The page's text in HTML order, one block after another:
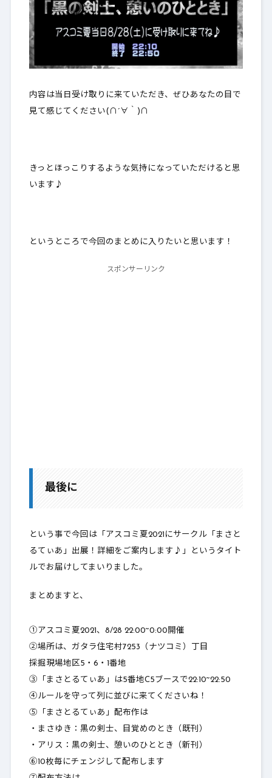
内容は当日受け取りに来ていただき、ぜひあなたの目で
見て感じてください(∩´∀｀)∩
きっとほっこりするような気持になっていただけると思
います♪
というところで今回のまとめに入りたいと思います！
スポンサーリンク
最後に
という事で今回は「アスコミ夏2021にサークル「まさと
るてぃあ」出展！詳細をご案内します♪」というタイト
ルでお届けしてまいりました。
まとめますと、
①アスコミ夏2021、8/28 22:00~0:00開催
②場所は、ガタラ住宅村7253（ナツコミ）丁目
採掘現場地区5・6・1番地
③「まさとるてぃあ」は5番地C5ブースで22:10~22:50
④ ルールを守って 列に並びに来てくださいね！
⑤「まさとるてぃあ」配布作は
・まさゆき：黒の剣士、目覚めのとき（既刊）
・アリス：黒の剣士、憩いのひととき（新刊）
⑥10枚毎にチェンジして配布します